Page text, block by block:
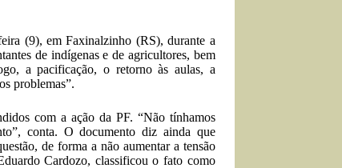
(9), em Faxinalzinho (RS), durante a
de indígenas e de agricultores, bem
a pacificação, o retorno às aulas, a
problemas”.
com a ação da PF. “Não tínhamos
conta. O documento diz ainda que
de forma a não aumentar a tensão
Cardozo, classificou o fato como